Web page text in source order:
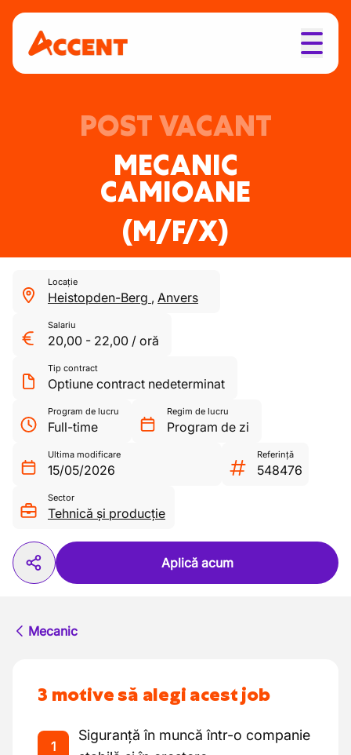
POST VACANT
MECANIC
CAMIOANE
(M/F/X)
Locație
Heistopden-Berg , Anvers
Salariu
20,00 - 22,00 / oră
Tip contract
Optiune contract nedeterminat
Program de lucru
Full-time
Regim de lucru
Program de zi
Ultima modificare
15/05/2026
Referință
548476
Sector
Tehnică și producție
Aplică acum
Mecanic
3 motive să alegi acest job
1
Siguranță în muncă într-o companie